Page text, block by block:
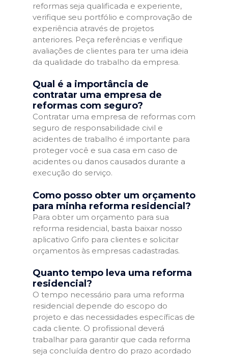
reformas seja qualificada e experiente,
verifique seu portfólio e comprovação de
experiência através de projetos
anteriores. Peça referências e verifique
avaliações de clientes para ter uma ideia
da qualidade do trabalho da empresa.
Qual é a importância de
contratar uma empresa de
reformas com seguro?
Contratar uma empresa de reformas com
seguro de responsabilidade civil e
acidentes de trabalho é importante para
proteger você e sua casa em caso de
acidentes ou danos causados durante a
execução do serviço.
Como posso obter um orçamento
para minha reforma residencial?
Para obter um orçamento para sua
reforma residencial, basta baixar nosso
aplicativo Grifo para clientes e solicitar
orçamentos às empresas cadastradas.
Quanto tempo leva uma reforma
residencial?
O tempo necessário para uma reforma
residencial depende do escopo do
projeto e das necessidades específicas de
cada cliente. O profissional deverá
trabalhar para garantir que cada reforma
seja concluída dentro do prazo acordado